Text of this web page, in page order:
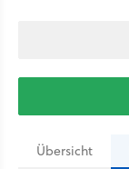
Übersicht